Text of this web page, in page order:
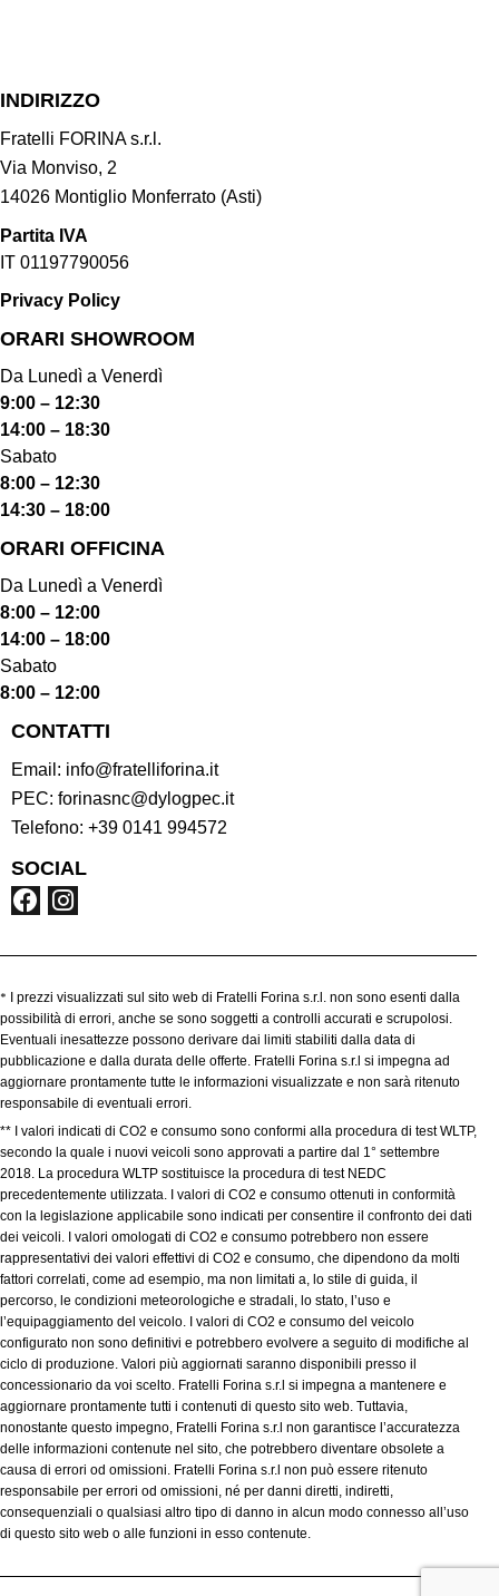
INDIRIZZO
Fratelli FORINA s.r.l.
Via Monviso, 2
14026 Montiglio Monferrato (Asti)
Partita IVA
IT 01197790056
Privacy Policy
ORARI SHOWROOM​
Da Lunedì a Venerdì
9:00 – 12:30
14:00 – 18:30
Sabato
8:00 – 12:30
14:30 – 18:00
ORARI OFFICINA
Da Lunedì a Venerdì
8:00 – 12:00
14:00 – 18:00
Sabato
8:00 – 12:00
CONTATTI
Email: info@fratelliforina.it
PEC: forinasnc@dylogpec.it
Telefono: +39 0141 994572
SOCIAL
*
I prezzi visualizzati sul sito web di Fratelli Forina s.r.l. non sono esenti dalla
possibilità di errori, anche se sono soggetti a controlli accurati e scrupolosi.
Eventuali inesattezze possono derivare dai limiti stabiliti dalla data di
pubblicazione e dalla durata delle offerte. Fratelli Forina s.r.l si impegna ad
aggiornare prontamente tutte le informazioni visualizzate e non sarà ritenuto
responsabile di eventuali errori.
** I valori indicati di CO2 e consumo sono conformi alla procedura di test WLTP,
secondo la quale i nuovi veicoli sono approvati a partire dal 1° settembre
2018. La procedura WLTP sostituisce la procedura di test NEDC
precedentemente utilizzata. I valori di CO2 e consumo ottenuti in conformità
con la legislazione applicabile sono indicati per consentire il confronto dei dati
dei veicoli. I valori omologati di CO2 e consumo potrebbero non essere
rappresentativi dei valori effettivi di CO2 e consumo, che dipendono da molti
fattori correlati, come ad esempio, ma non limitati a, lo stile di guida, il
percorso, le condizioni meteorologiche e stradali, lo stato, l’uso e
l’equipaggiamento del veicolo. I valori di CO2 e consumo del veicolo
configurato non sono definitivi e potrebbero evolvere a seguito di modifiche al
ciclo di produzione. Valori più aggiornati saranno disponibili presso il
concessionario da voi scelto. Fratelli Forina s.r.l si impegna a mantenere e
aggiornare prontamente tutti i contenuti di questo sito web. Tuttavia,
nonostante questo impegno, Fratelli Forina s.r.l non garantisce l’accuratezza
delle informazioni contenute nel sito, che potrebbero diventare obsolete a
causa di errori od omissioni. Fratelli Forina s.r.l non può essere ritenuto
responsabile per errori od omissioni, né per danni diretti, indiretti,
consequenziali o qualsiasi altro tipo di danno in alcun modo connesso all’uso
di questo sito web o alle funzioni in esso contenute.